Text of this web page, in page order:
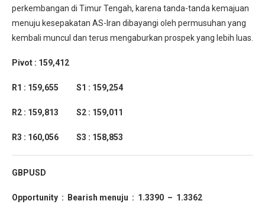
perkembangan di Timur Tengah, karena tanda-tanda kemajuan
menuju kesepakatan AS-Iran dibayangi oleh permusuhan yang
kembali muncul dan terus mengaburkan prospek yang lebih luas.
Pivot : 159,412
R1 : 159,655 S1 : 159,254
R2 : 159,813 S2 : 159,011
R3 : 160,056 S3 : 158,853
GBPUSD
Opportunity : Bearish menuju : 1.3390 – 1.3362